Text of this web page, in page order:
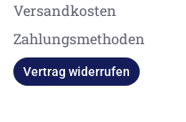
Versandkosten
Zahlungsmethoden
Vertrag widerrufen